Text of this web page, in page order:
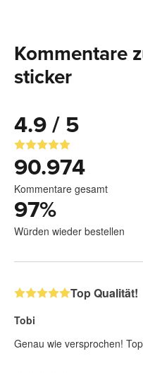
Kommentare
sticker
4.9 / 5
90.974
Kommentare gesamt
97%
Würden wieder bestellen
Top Qualität!
Tobi
Genau wie versprochen! Top